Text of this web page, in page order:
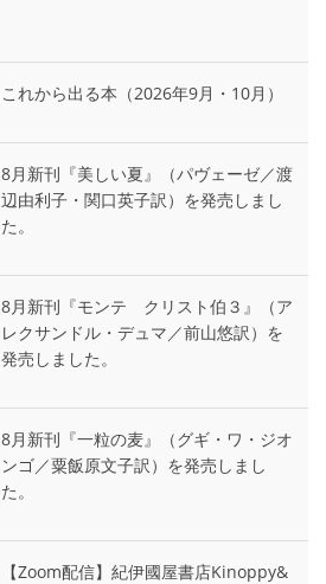
これから出る本（2026年9月・10月）
8月新刊『美しい夏』（パヴェーゼ／渡
辺由利子・関口英子訳）を発売しまし
た。
8月新刊『モンテ゠クリスト伯３』（ア
レクサンドル・デュマ／前山悠訳）を
発売しました。
8月新刊『一粒の麦』（グギ・ワ・ジオ
ンゴ／粟飯原文子訳）を発売しまし
た。
【Zoom配信】紀伊國屋書店Kinoppy&